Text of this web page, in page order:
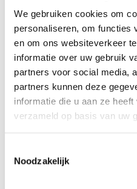
We gebruiken cookies om
personaliseren, om functies
en om ons websiteverkeer
informatie over uw gebruik
partners voor social media,
partners kunnen deze
informatie die u aan ze
verzameld op basis van uw
Noodzakelijk
1.663,-
Op voorraad: .
Bekijk de reviews
Zeer degelijke officieel
inbraakwerende privékluis in
brandwering voor papier)...